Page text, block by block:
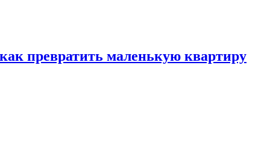
превратить маленькую квартиру